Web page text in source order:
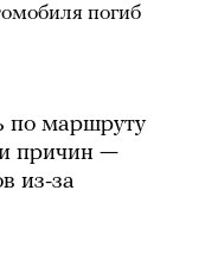
погиб
по маршруту
причин —
из-за